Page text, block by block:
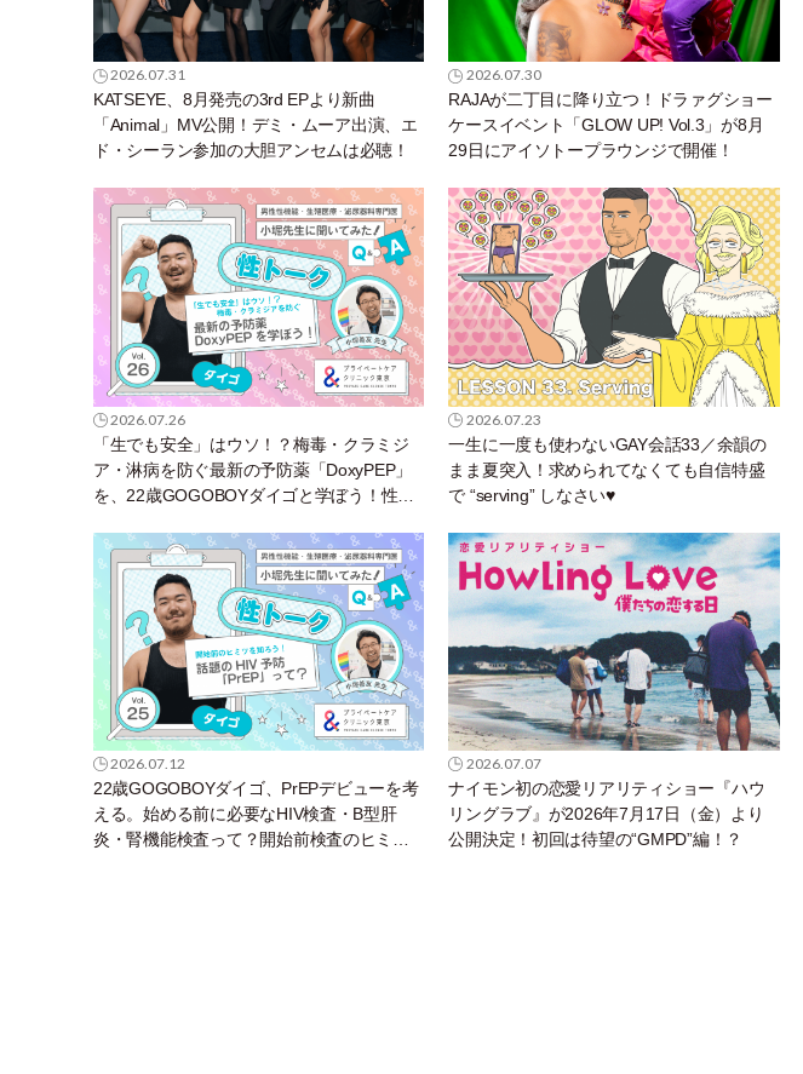
2026.07.31
KATSEYE、8月発売の3rd EPより新曲
「Animal」MV公開！デミ・ムーア出演、エ
ド・シーラン参加の大胆アンセムは必聴！
2026.07.30
RAJAが二丁目に降り立つ！ドラァグショー
ケースイベント「GLOW UP! Vol.3」が8月
29日にアイソトープラウンジで開催！
2026.07.26
「生でも安全」はウソ！？梅毒・クラミジ
ア・淋病を防ぐ最新の予防薬「DoxyPEP」
を、22歳GOGOBOYダイゴと学ぼう！性ト
イイ！（Vol.26）
2026.07.23
一生に一度も使わないGAY会話33／余韻の
まま夏突入！求められてなくても自信特盛
で “serving” しなさい♥
2026.07.12
22歳GOGOBOYダイゴ、PrEPデビューを考
える。始める前に必要なHIV検査・B型肝
炎・腎機能検査って？開始前検査のヒミツ
2026.07.07
ナイモン初の恋愛リアリティショー『ハウ
リングラブ』が2026年7月17日（金）より
公開決定！初回は待望の“GMPD”編！？